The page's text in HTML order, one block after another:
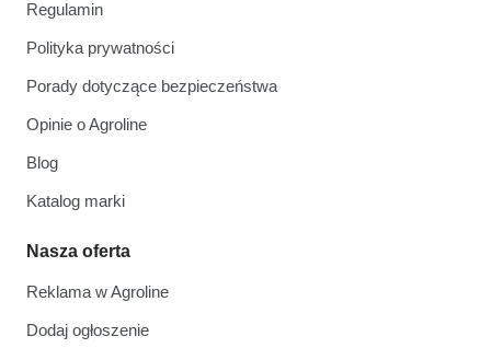
Regulamin
Polityka prywatności
Porady dotyczące bezpieczeństwa
Opinie o Agroline
Blog
Katalog marki
Nasza oferta
Reklama w Agroline
Dodaj ogłoszenie